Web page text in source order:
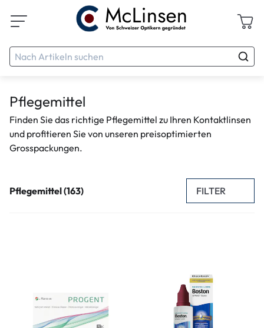
Pflegemittel
Finden Sie das richtige Pflegemittel zu Ihren Kontaktlinsen
und profitieren Sie von unseren preisoptimierten
Grosspackungen.
Pflegemittel (163) FILTER